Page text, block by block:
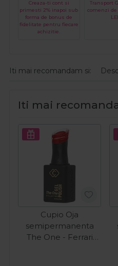
Creaza-ti cont si
primesti 2% inapoi sub
forma de bonus de
fidelitate pentru fiecare
achizitie.
Transport
comenzi de
LEI
Iti mai recomandam si:
Iti mai
Cupio Oja
semipermanenta
The One - Ferrari